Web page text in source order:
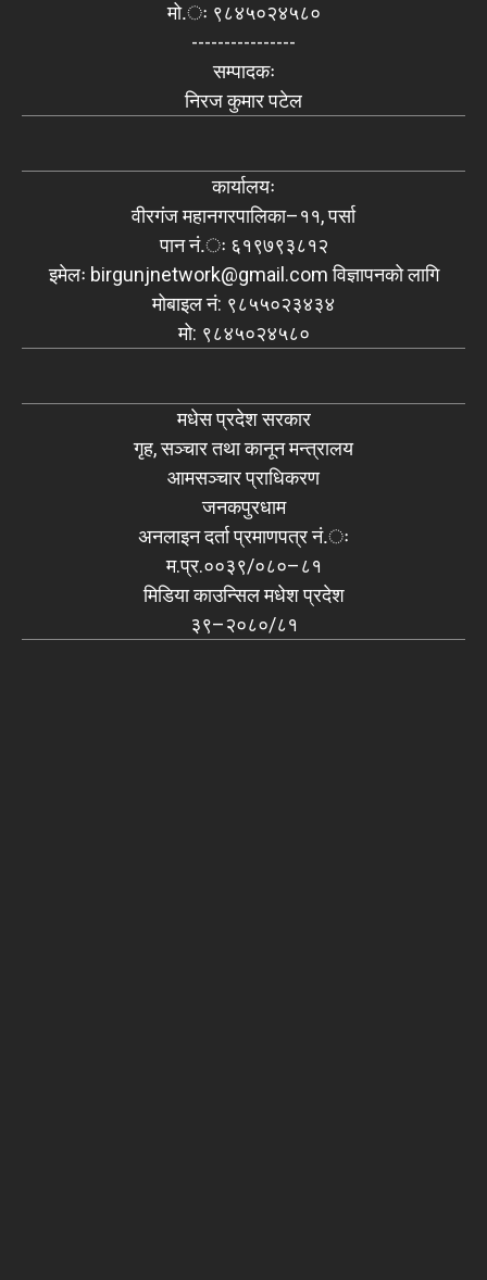
मो.ः ९८४५०२४५८०
----------------
सम्पादकः
निरज कुमार पटेल
कार्यालयः
वीरगंज महानगरपालिका–११, पर्सा
पान नं.ः ६१९७९३८१२
इमेलः birgunjnetwork@gmail.comविज्ञापनको लागि
मोबाइल नं: ९८५५०२३४३४
मो: ९८४५०२४५८०
मधेस प्रदेश सरकार
गृह, सञ्चार तथा कानून मन्त्रालय
आमसञ्चार प्राधिकरण
जनकपुरधाम
अनलाइन दर्ता प्रमाणपत्र नं.ः
म.प्र.००३९/०८०–८१
मिडिया काउन्सिल मधेश प्रदेश
३९–२०८०/८१